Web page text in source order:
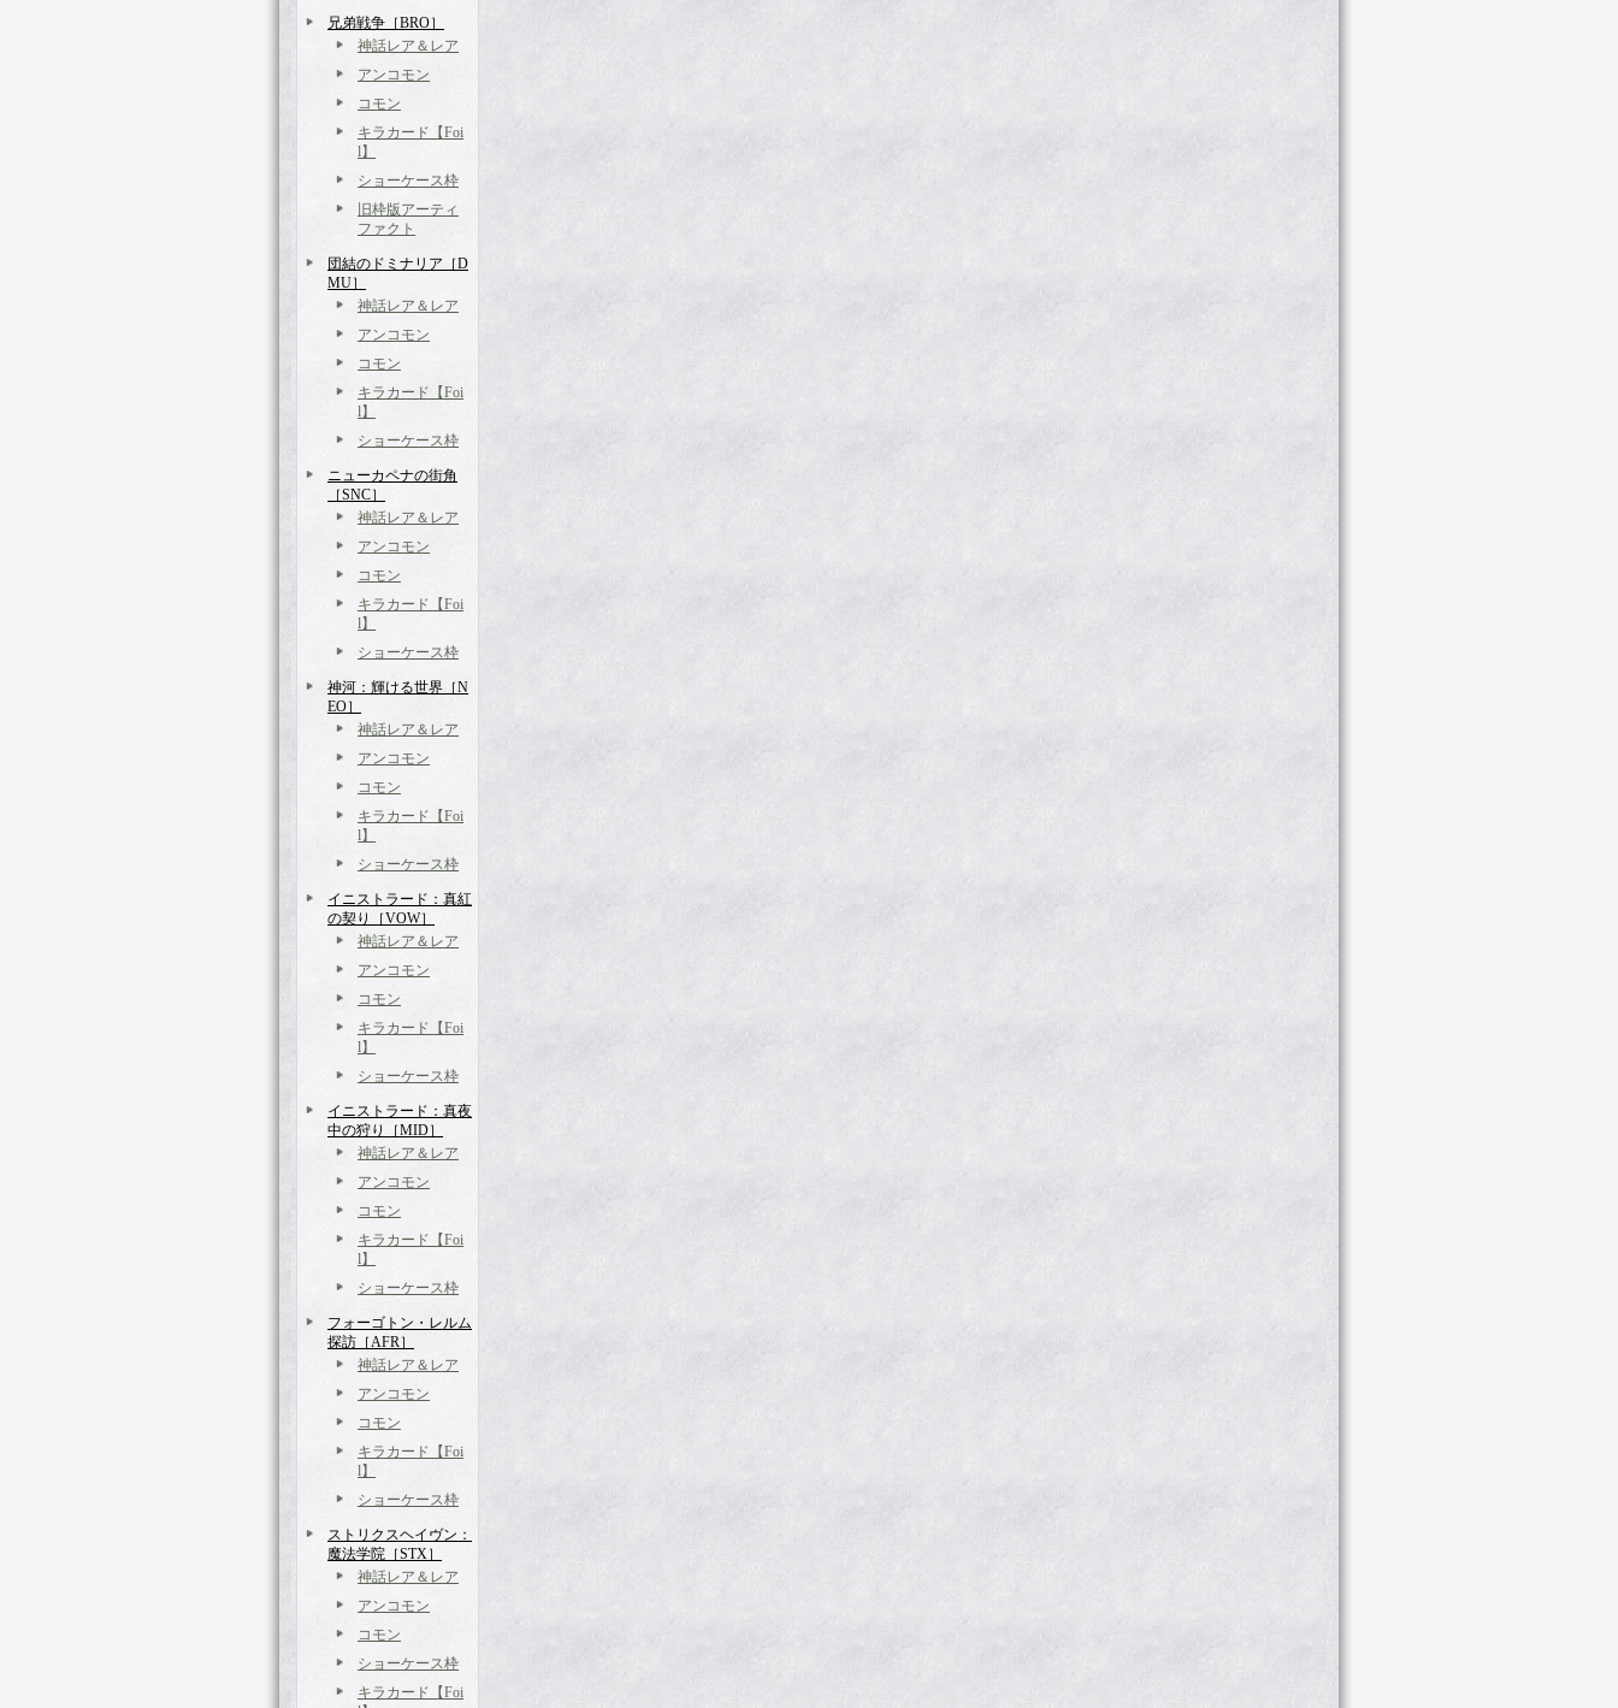
兄弟戦争［BRO］
神話レア＆レア
アンコモン
コモン
キラカード【Foi
l】
ショーケース枠
旧枠版アーティ
ファクト
団結のドミナリア［D
MU］
神話レア＆レア
アンコモン
コモン
キラカード【Foi
l】
ショーケース枠
ニューカペナの街角
［SNC］
神話レア＆レア
アンコモン
コモン
キラカード【Foi
l】
ショーケース枠
神河：輝ける世界［N
EO］
神話レア＆レア
アンコモン
コモン
キラカード【Foi
l】
ショーケース枠
イニストラード：真紅
の契り［VOW］
神話レア＆レア
アンコモン
コモン
キラカード【Foi
l】
ショーケース枠
イニストラード：真夜
中の狩り［MID］
神話レア＆レア
アンコモン
コモン
キラカード【Foi
l】
ショーケース枠
フォーゴトン・レルム
探訪［AFR］
神話レア＆レア
アンコモン
コモン
キラカード【Foi
l】
ショーケース枠
ストリクスヘイヴン：
魔法学院［STX］
神話レア＆レア
アンコモン
コモン
ショーケース枠
キラカード【Foi